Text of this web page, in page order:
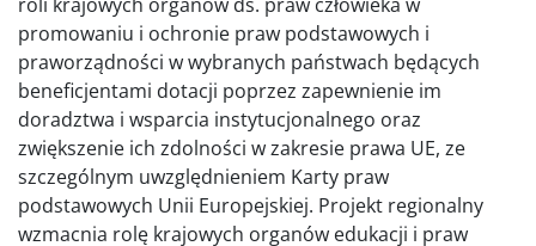
roli krajowych organów ds. praw człowieka w
promowaniu i ochronie praw podstawowych i
praworządności w wybranych państwach będących
beneficjentami dotacji poprzez zapewnienie im
doradztwa i wsparcia instytucjonalnego oraz
zwiększenie ich zdolności w zakresie prawa UE, ze
szczególnym uwzględnieniem Karty praw
podstawowych Unii Europejskiej. Projekt regionalny
wzmacnia rolę krajowych organów edukacji i praw